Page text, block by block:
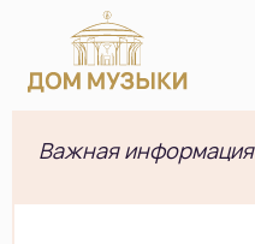
Важная информация